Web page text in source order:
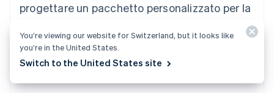
progettare un pacchetto personalizzato per la
Inizia ora Contattaci
Messico
Norvegia
English
Nuova Zelanda
Paesi Bassi
You’re viewing our website for Switzerland, but it looks like
you’re in the United States.
Switch to the United States site